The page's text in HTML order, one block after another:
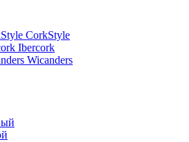
CorkStyle
Ibercork
Wicanders